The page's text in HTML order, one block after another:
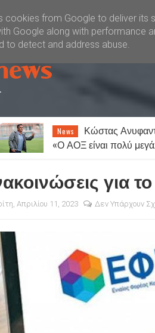
Lifestyle
Ποιο από τα
φύλα ξεπερνά τον
για
Απριλίου 11, 2023 Δεν Υπάρχουν
cookies from Google to deliver its
Google along with performance
to detect and address abuse.